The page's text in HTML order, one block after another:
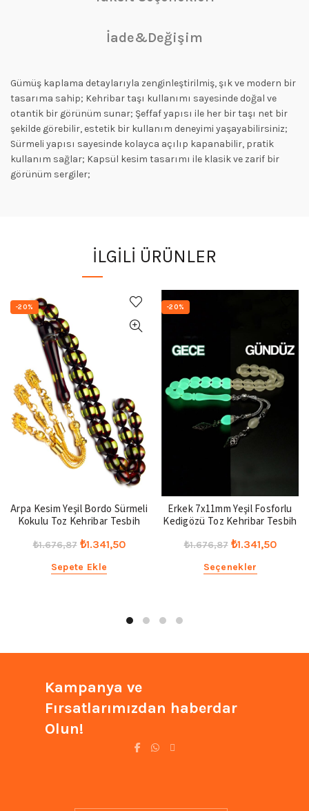
İade&Değişim
Gümüş kaplama detaylarıyla zenginleştirilmiş, şık ve modern bir
tasarıma sahip; Kehribar taşı kullanımı sayesinde doğal ve
otantik bir görünüm sunar; Şeffaf yapısı ile her bir taşı net bir
şekilde görebilir, estetik bir kullanım deneyimi yaşayabilirsiniz;
Sürmeli yapısı sayesinde kolayca açılıp kapanabilir, pratik
kullanım sağlar; Kapsül kesim tasarımı ile klasik ve zarif bir
görünüm sergiler;
İLGILI ÜRÜNLER
-20%
Arpa Kesim Yeşil Bordo Sürmeli
Kokulu Toz Kehribar Tesbih
₺1.676,87 Orijinal
fiyat:
₺1.676,87.
₺1.341,50Şu
Sepete Ekle
-20%
Erkek 7x11mm Yeşil Fosforlu
Kedigözü Toz Kehribar Tesbih
₺1.676,87 Orijinal
fiyat:
₺1.676,87.
₺1.341,50Şu
Seçenekler
Kampanya ve
Fırsatlarımızdan haberdar
Olun!